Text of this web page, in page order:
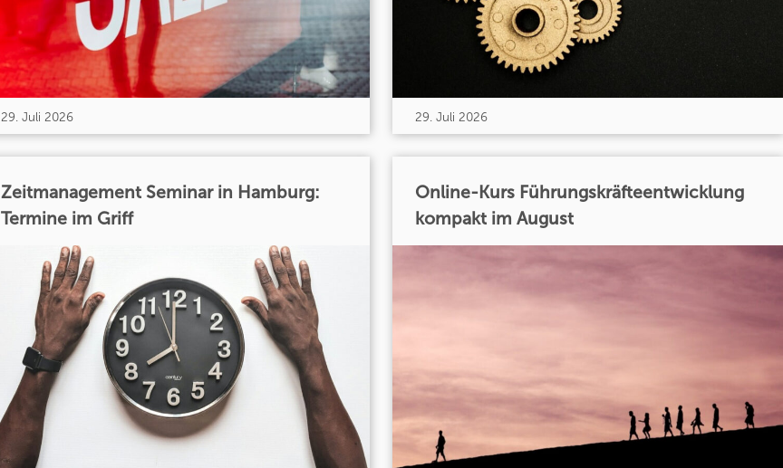
29. Juli 2026
Zeitmanagement Seminar in Hamburg:
Termine im Griff
29. Juli 2026
Online-Kurs Führungskräfteentwicklung
kompakt im August